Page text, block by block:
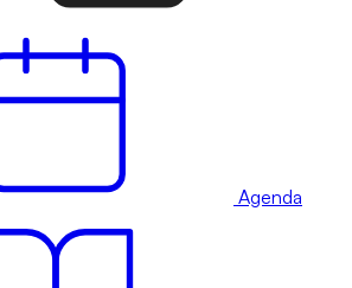
Agenda